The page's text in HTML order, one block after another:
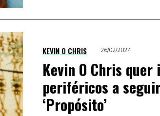
KEVIN O CHRIS 26/02/2024
Kevin O Chris
periféricos a
‘Propósito’